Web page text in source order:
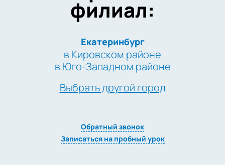
филиал:
Екатеринбург
в Кировском районе
в Юго-Западном районе
Выбрать другой город
Обратный звонок
Записаться на пробный урок